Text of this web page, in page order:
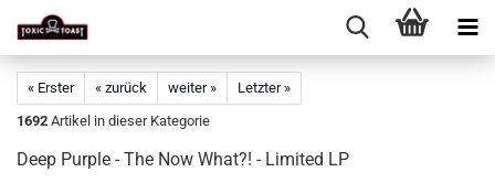
« Erster « zurück weiter »
Letzter »
1692 Artikel in dieser Kategorie
Deep Purple - The Now What?! - Limited LP